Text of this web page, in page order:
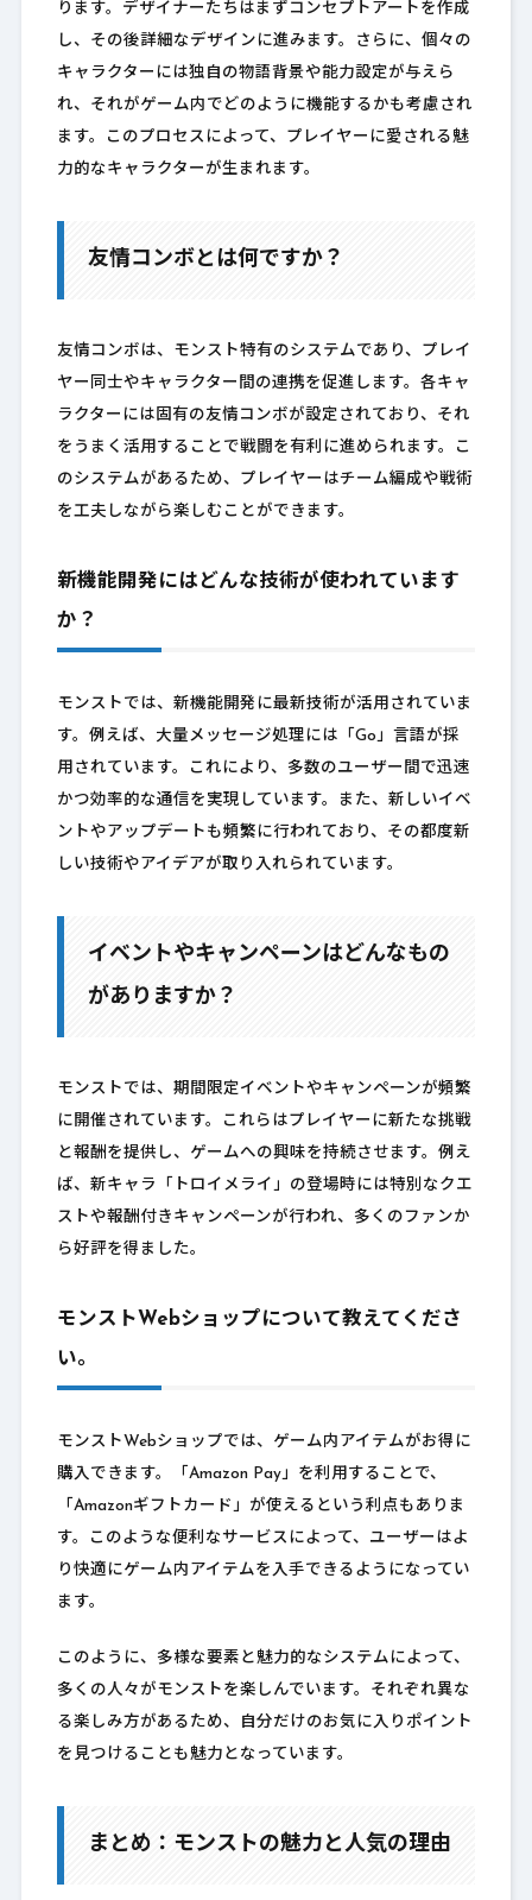
ります。デザイナーたちはまずコンセプトアートを作成
し、その後詳細なデザインに進みます。さらに、個々の
キャラクターには独自の物語背景や能力設定が与えら
れ、それがゲーム内でどのように機能するかも考慮され
ます。このプロセスによって、プレイヤーに愛される魅
力的なキャラクターが生まれます。
友情コンボとは何ですか？
友情コンボは、モンスト特有のシステムであり、プレイ
ヤー同士やキャラクター間の連携を促進します。各キャ
ラクターには固有の友情コンボが設定されており、それ
をうまく活用することで戦闘を有利に進められます。こ
のシステムがあるため、プレイヤーはチーム編成や戦術
を工夫しながら楽しむことができます。
新機能開発にはどんな技術が使われています
か？
モンストでは、新機能開発に最新技術が活用されていま
す。例えば、大量メッセージ処理には「Go」言語が採
用されています。これにより、多数のユーザー間で迅速
かつ効率的な通信を実現しています。また、新しいイベ
ントやアップデートも頻繁に行われており、その都度新
しい技術やアイデアが取り入れられています。
イベントやキャンペーンはどんなもの
がありますか？
モンストでは、期間限定イベントやキャンペーンが頻繁
に開催されています。これらはプレイヤーに新たな挑戦
と報酬を提供し、ゲームへの興味を持続させます。例え
ば、新キャラ「トロイメライ」の登場時には特別なクエ
ストや報酬付きキャンペーンが行われ、多くのファンか
ら好評を得ました。
モンストWebショップについて教えてくださ
い。
モンストWebショップでは、ゲーム内アイテムがお得に
購入できます。「Amazon Pay」を利用することで、
「Amazonギフトカード」が使えるという利点もありま
す。このような便利なサービスによって、ユーザーはよ
り快適にゲーム内アイテムを入手できるようになってい
ます。
このように、多様な要素と魅力的なシステムによって、
多くの人々がモンストを楽しんでいます。それぞれ異な
る楽しみ方があるため、自分だけのお気に入りポイント
を見つけることも魅力となっています。
まとめ：モンストの魅力と人気の理由